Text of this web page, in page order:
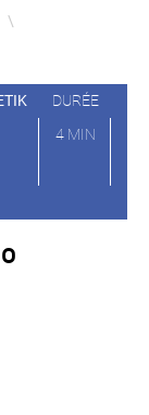
\
DURÉE
4 MIN